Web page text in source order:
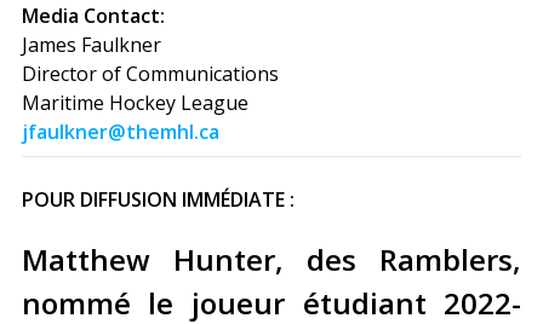
Media Contact:
James Faulkner
Director of Communications
Maritime Hockey League
jfaulkner@themhl.ca
POUR DIFFUSION IMMÉDIATE :
Matthew Hunter, des Ramblers,
nommé le joueur étudiant 2022-